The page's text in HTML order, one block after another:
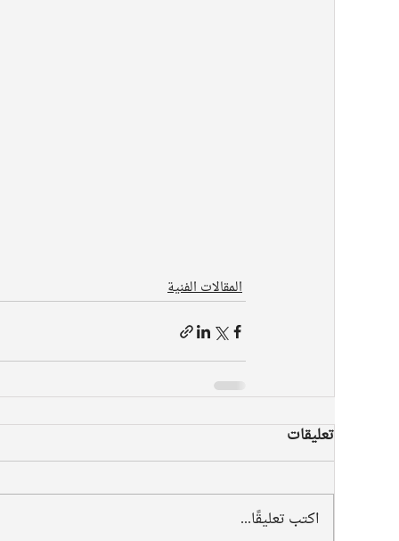
المقالات الفنية
تعليقات
اكتب تعليقًا...